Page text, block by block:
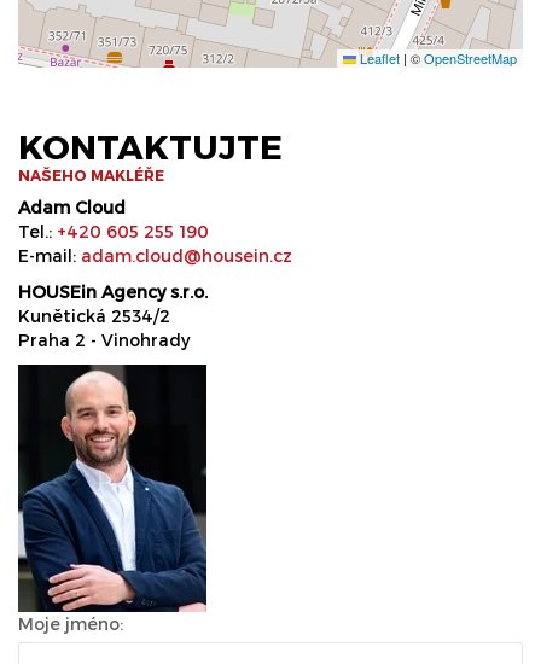
Leaflet | ©OpenStreetMap
KONTAKTUJTE
NAŠEHO MAKLÉŘE
Adam Cloud
Tel.: +420 605 255 190
E-mail: adam.cloud@housein.cz
HOUSEin Agency s.r.o.
Kunětická 2534/2
Praha 2 - Vinohrady
Moje jméno: